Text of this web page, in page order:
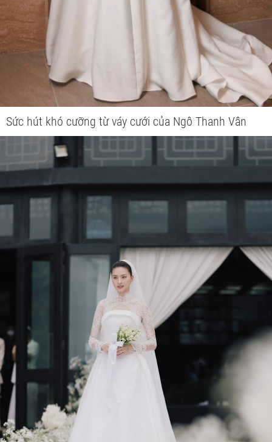
Sức hút khó cưỡng từ váy cưới của Ngô Thanh Vân